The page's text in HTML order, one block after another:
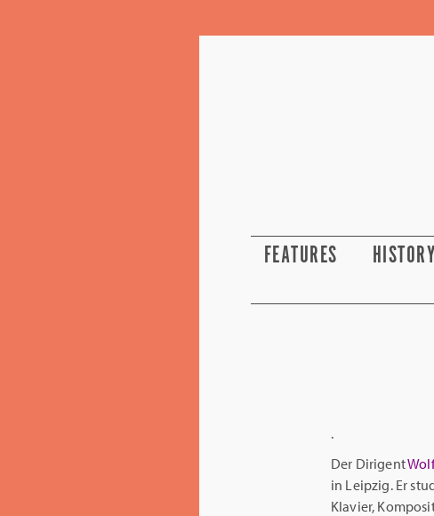
FEATURES HISTORY
.
Der Dirigent
in Leipzig. Er
Klavier,